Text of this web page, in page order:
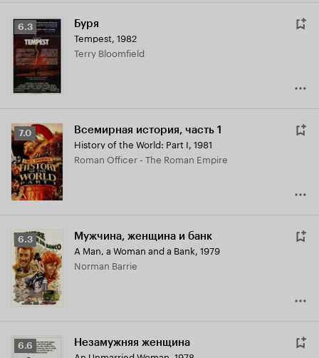
Рейтинг
Кинопоиска
6.3
6.3 Буря
Tempest, 1982
Terry Bloomfield
Рейтинг
Кинопоиска
7.0
7.0 Всемирная история, часть 1
History of the World: Part I, 1981
Roman Officer - The Roman Empire
Рейтинг
Кинопоиска
6.3
6.3 Мужчина, женщина и банк
A Man, a Woman and a Bank, 1979
Norman Barrie
Рейтинг
6.6 Незамужняя женщина